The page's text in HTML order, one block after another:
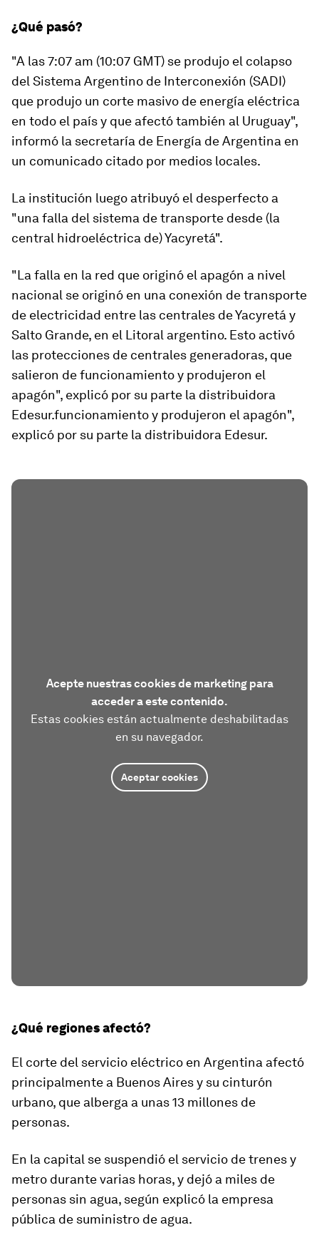
¿Qué pasó?
"A las 7:07 am (10:07 GMT) se produjo el colapso
del Sistema Argentino de Interconexión (SADI)
que produjo un corte masivo de energía eléctrica
en todo el país y que afectó también al Uruguay",
informó la secretaría de Energía de Argentina en
un comunicado citado por medios locales.
La institución luego atribuyó el desperfecto a
"una falla del sistema de transporte desde (la
central hidroeléctrica de)Yacyretá".
"La falla en la red que originó el apagón a nivel
nacional se originó en una conexión de transporte
de electricidad entre las centrales de Yacyretá y
Salto Grande, en el Litoral argentino. Esto activó
las protecciones de centrales generadoras, que
salieron de funcionamientoy produjeron el
apagón", explicó por su parte la distribuidora
Edesur.funcionamiento y produjeron el apagón",
explicó por su parte la distribuidora Edesur.
Acepte nuestras cookies de marketing para
acceder a este contenido.
Estas cookies están actualmente deshabilitadas
en su navegador.
Aceptar cookies
¿Qué regiones afectó?
El corte del servicio eléctrico en Argentina afectó
principalmente a Buenos Aires y su cinturón
urbano, que alberga a unas 13 millones de
personas.
En la capital se suspendió el servicio de trenes y
metro durante varias horas, y dejó a miles de
personas sin agua, según explicó la empresa
pública de suministro de agua.